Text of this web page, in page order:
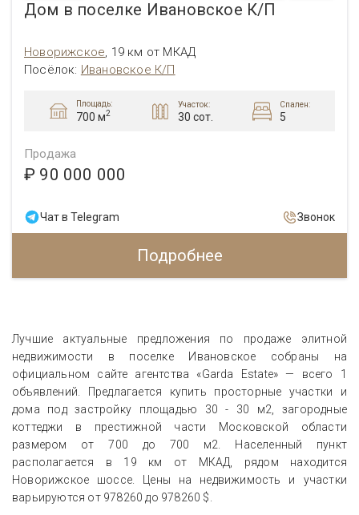
Дом в поселке Ивановское К/П
Новорижское, 19 км от МКАД
Посёлок: Ивановское К/П
Площадь:
700 м2
Участок:
30 сот.
Спален:
5
Продажа
₽ 90 000 000
Чат в Telegram Звонок
Подробнее
Лучшие актуальные предложения по продаже элитной
недвижимости в поселке Ивановское собраны на
официальном сайте агентства «Garda Estate» — всего 1
объявлений. Предлагается купить просторные участки и
дома под застройку площадью 30 - 30 м2, загородные
коттеджи в престижной части Московской области
размером от 700 до 700 м2. Населенный пункт
располагается в 19 км от МКАД, рядом находится
Новорижское шоссе. Цены на недвижимость и участки
варьируются от 978260 до 978260 $.